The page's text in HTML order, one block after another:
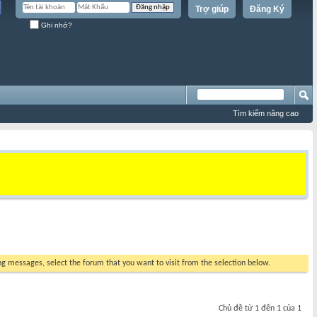
Đăng Ký
Trợ giúp
Ghi nhớ?
Tìm kiếm nâng cao
messages, select the forum that you want to visit from the selection below.
Chủ đề từ 1 đến 1 của 1